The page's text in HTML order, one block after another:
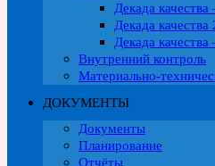
Декада
Декада качества
Декада
Внутренний контроль
Материально-
ДОКУМЕНТЫ
Документы
Планирование
Отчёты